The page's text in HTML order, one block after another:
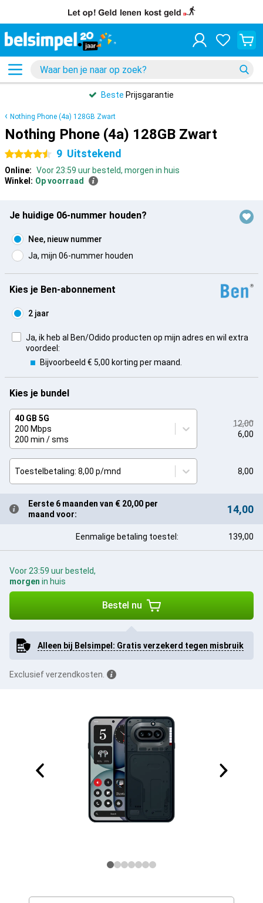
Beste Prijsgarantie
Nothing Phone (4a) 128GB Zwart
Nothing Phone (4a) 128GB Zwart
4.5 sterren 9 Uitstekend
Online: Voor 23:59 uur besteld, morgen in huis
Winkel: Op voorraad
Je huidige 06-nummer houden?
Nee, nieuw nummer
Ja, mijn 06-nummer houden
Kies je Ben-abonnement
2 jaar
Ja, ik heb al Ben/Odido producten op mijn adres en wil extra
voordeel:
Bijvoorbeeld € 5,00 korting per maand.
Kies je bundel
40 GB 5G
200 Mbps
200 min / sms
12,00
6,00
Toestelbetaling: 8,00 p/mnd 8,00
Eerste 6 maanden van € 20,00 per
maand voor:
14,00
Eenmalige betaling toestel: 139,00
Voor 23:59 uur besteld,
morgen in huis
Bestel nu
Alleen bij Belsimpel: Gratis verzekerd tegen misbruik
Exclusief verzendkosten.